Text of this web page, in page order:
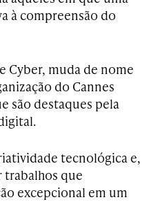
à compreensão do
Cyber, muda de nome
do Cannes
são destaques pela
tecnológica e,
trabalhos que
excepcional em um